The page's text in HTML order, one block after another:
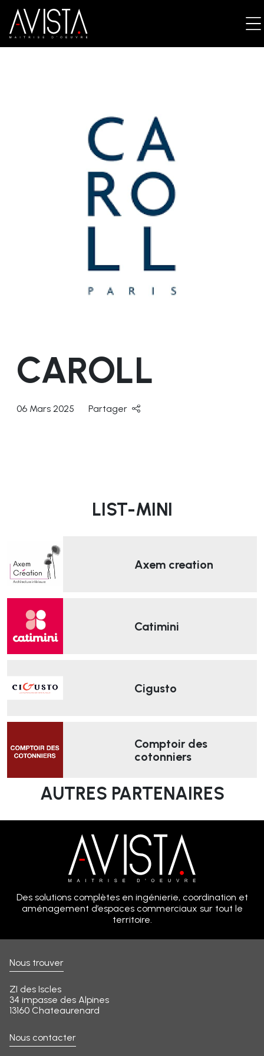
CAROLL
06 Mars 2025 Partager
LIST-MINI
Axem creation
Catimini
Cigusto
Comptoir des
cotonniers
AUTRES PARTENAIRES
Des solutions complètes en ingénierie, coordination et
aménagement d’espaces commerciaux sur tout le
territoire.
Nous trouver
ZI des Iscles
34 impasse des Alpines
13160 Chateaurenard
Nous contacter